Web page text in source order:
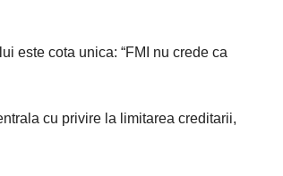
este cota unica: “FMI nu crede ca
cu privire la limitarea creditarii,